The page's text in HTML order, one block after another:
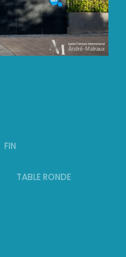
FIN
TABLE RONDE